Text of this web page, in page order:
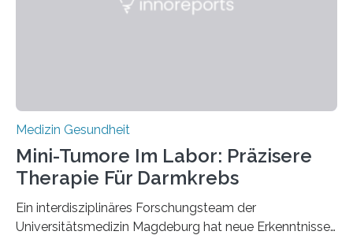
Medizin Gesundheit
Mini-Tumore Im Labor: Präzisere
Therapie Für Darmkrebs
Ein interdisziplinäres Forschungsteam der
Universitätsmedizin Magdeburg hat neue Erkenntnisse